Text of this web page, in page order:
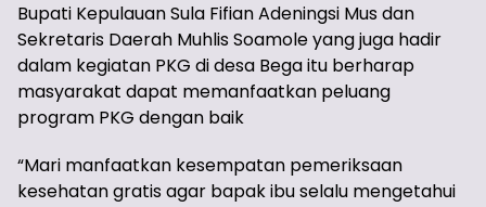
Bupati Kepulauan Sula Fifian Adeningsi Mus dan
Sekretaris Daerah Muhlis Soamole yang juga hadir
dalam kegiatan PKG di desa Bega itu berharap
masyarakat dapat memanfaatkan peluang
program PKG dengan baik
“Mari manfaatkan kesempatan pemeriksaan
kesehatan gratis agar bapak ibu selalu mengetahui